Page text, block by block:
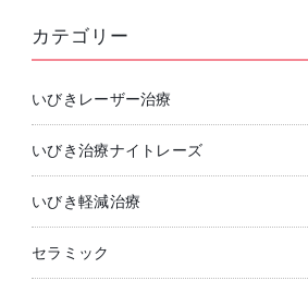
カテゴリー
いびきレーザー治療
いびき治療ナイトレーズ
いびき軽減治療
セラミック